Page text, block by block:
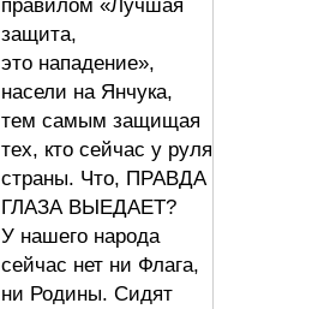
правилом «Лучшая
защита,
это нападение»,
насели на Янчука,
тем самым защищая
тех, кто сейчас у руля
страны. Что, ПРАВДА
ГЛАЗА ВЫЕДАЕТ?
У нашего народа
сейчас нет ни Флага,
ни Родины. Сидят